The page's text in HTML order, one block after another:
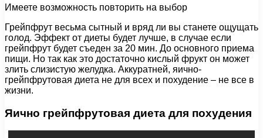
Имеете возможность повторить на выбор
Грейпфрут весьма сытный и вряд ли вы станете ощущать
голод. Эффект от диеты будет лучше, в случае если
грейпфрут будет съеден за 20 мин. До основного приема
пищи. Но так как это достаточно кислый фрукт он может
злить слизистую желудка. Аккуратней, яично-
грейпфрутовая диета не для всех и похудение – не все в
жизни.
Яично грейпфрутовая диета для похудения